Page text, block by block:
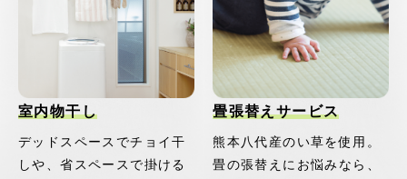
室内物干し
デッドスペースでチョイ干
しや、省スペースで掛ける
畳張替えサービス
熊本八代産のい草を使用。
畳の張替えにお悩みなら、